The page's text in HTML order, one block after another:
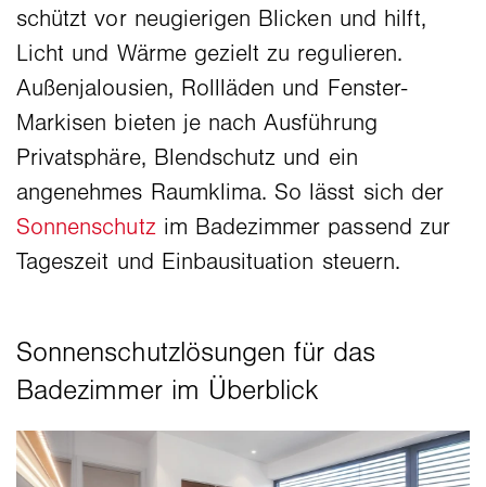
schützt vor neugierigen Blicken und hilft,
Licht und Wärme gezielt zu regulieren.
Außenjalousien, Rollläden und Fenster-
Markisen bieten je nach Ausführung
Privatsphäre, Blendschutz und ein
angenehmes Raumklima. So lässt sich der
Sonnenschutzim Badezimmer passend zur
Tageszeit und Einbausituation steuern.